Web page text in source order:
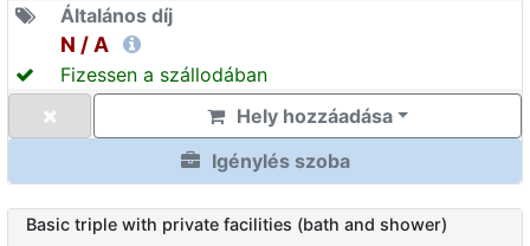
Általános díj
N / A
Fizessen a szállodában
Hely hozzáadása
Igénylés szoba
Basic triple with private facilities (bath and shower)